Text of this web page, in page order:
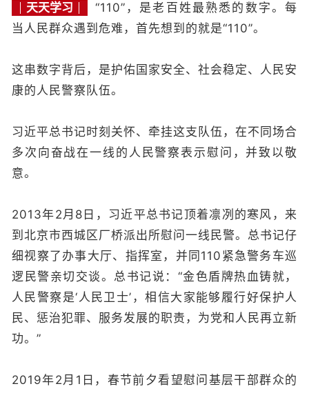
天天学习
“110”，是老百姓最熟悉的数字。每
当人民群众遇到危难，首先想到的就是“110”。
这串数字背后，是护佑国家安全、社会稳定、人民安
康的人民警察队伍。
习近平总书记时刻关怀、牵挂这支队伍，在不同场合
多次向奋战在一线的人民警察表示慰问，并致以敬
意。
2013年2月8日，习近平总书记顶着凛冽的寒风，来
到北京市西城区厂桥派出所慰问一线民警。总书记仔
细视察了办事大厅、指挥室，并同110紧急警务车巡
逻民警亲切交谈。总书记说：“金色盾牌热血铸就，
人民警察是‘人民卫士’，相信大家能够履行好保护人
民、惩治犯罪、服务发展的职责，为党和人民再立新
功。 ”
2019年2月1日，春节前夕看望慰问基层干部群众的